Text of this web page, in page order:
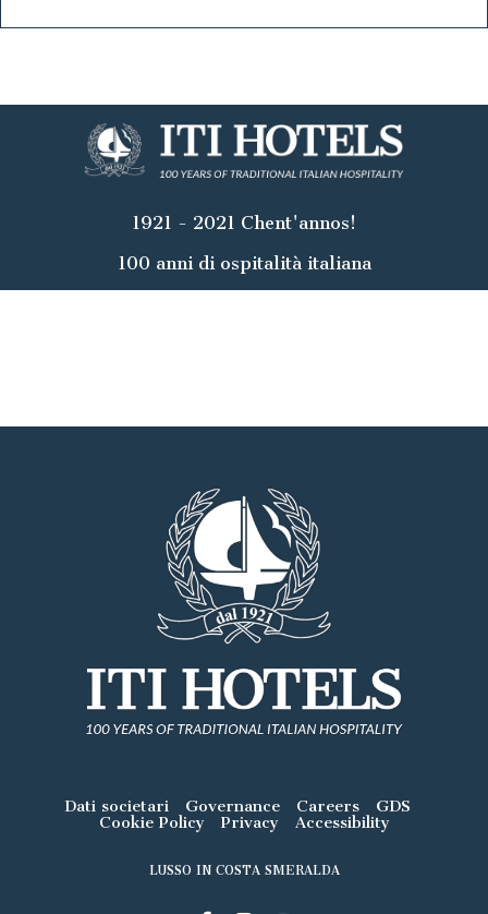
1921 - 2021 Chent'annos!
100 anni di ospitalità italiana
Dati societari Governance Careers
GDS
Cookie Policy
Privacy Accessibility
LUSSO IN COSTA SMERALDA